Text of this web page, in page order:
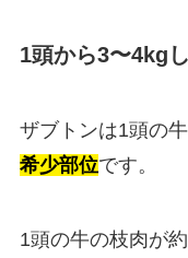
1頭から3〜4kg
ザブトンは1頭の
希少部位です。
1頭の牛の枝肉が